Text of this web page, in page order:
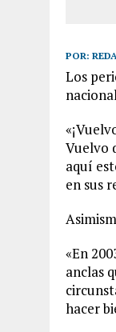
POR:
Los
Vuelvo
aquí
en sus
«En
anclas
hacer